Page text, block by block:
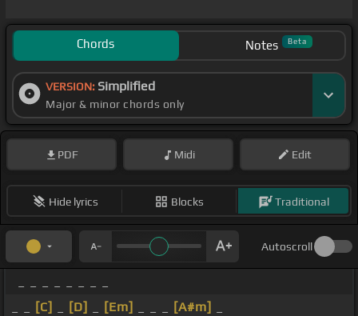
Chords Notes Beta
VERSION: Simplified
Major & minor chords only
PDF Midi Edit
Hide lyrics Blocks Traditional
Autoscroll
[C] [D] [Em] [A#m]